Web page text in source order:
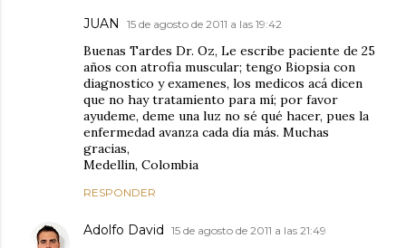
JUAN 15 de agosto de 2011 a las 19:42
Buenas Tardes Dr. Oz, Le escribe paciente de 25
años con atrofia muscular; tengo Biopsia con
diagnostico y examenes, los medicos acá dicen
que no hay tratamiento para mí; por favor
ayudeme, deme una luz no sé qué hacer, pues la
enfermedad avanza cada día más. Muchas
gracias,
Medellin, Colombia
RESPONDER
Adolfo David 15 de agosto de 2011 a las 21:49